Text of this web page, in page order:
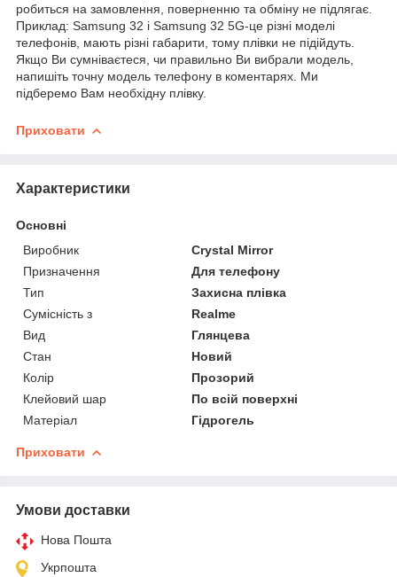
робиться на замовлення, поверненню та обміну не підлягає.
Приклад: Samsung 32 і Samsung 32 5G-це різні моделі
телефонів, мають різні габарити, тому плівки не підійдуть.
Якщо Ви сумніваєтеся, чи правильно Ви вибрали модель,
напишіть точну модель телефону в коментарях. Ми
підберемо Вам необхідну плівку.
Приховати
Характеристики
Основні
Виробник
Crystal Mirror
Призначення
Для телефону
Тип
Захисна плівка
Сумісність з
Realme
Вид
Глянцева
Стан
Новий
Колір
Прозорий
Клейовий шар
По всій поверхні
Матеріал
Гідрогель
Приховати
Умови доставки
Нова Пошта
Укрпошта